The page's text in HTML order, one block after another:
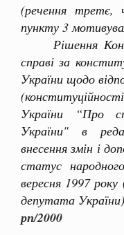
(речення третє,
пункту 3
Рішення
справі за
України щодо
України “Про
України" в
внесення змін і
статус
вересня 1997
депутата
рп/2000